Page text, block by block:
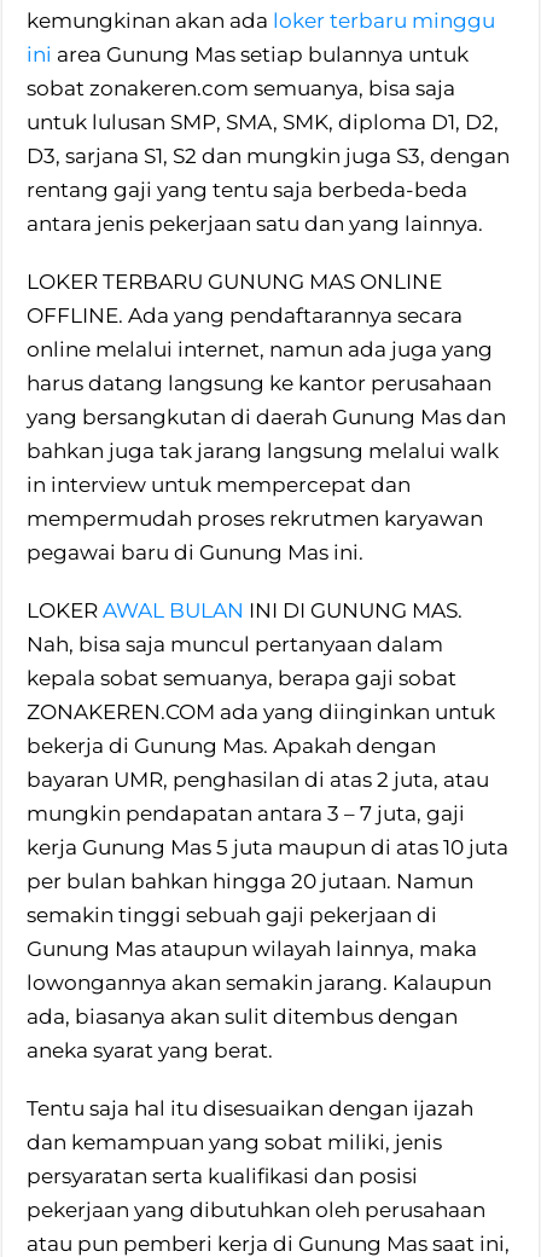
kemungkinan akan ada loker terbaru minggu
ini area Gunung Mas setiap bulannya untuk
sobat zonakeren.com semuanya, bisa saja
untuk lulusan SMP, SMA, SMK, diploma D1, D2,
D3, sarjana S1, S2 dan mungkin juga S3, dengan
rentang gaji yang tentu saja berbeda-beda
antara jenis pekerjaan satu dan yang lainnya.
LOKER TERBARU GUNUNG MAS ONLINE
OFFLINE. Ada yang pendaftarannya secara
online melalui internet, namun ada juga yang
harus datang langsung ke kantor perusahaan
yang bersangkutan di daerah Gunung Mas dan
bahkan juga tak jarang langsung melalui walk
in interview untuk mempercepat dan
mempermudah proses rekrutmen karyawan
pegawai baru di Gunung Mas ini.
LOKERAWAL BULAN INI DI GUNUNG MAS.
Nah, bisa saja muncul pertanyaan dalam
kepala sobat semuanya, berapa gaji sobat
ZONAKEREN.COM ada yang diinginkan untuk
bekerja di Gunung Mas. Apakah dengan
bayaran UMR, penghasilan di atas 2 juta, atau
mungkin pendapatan antara 3 – 7 juta, gaji
kerja Gunung Mas 5 juta maupun di atas 10 juta
per bulan bahkan hingga 20 jutaan. Namun
semakin tinggi sebuah gaji pekerjaan di
Gunung Mas ataupun wilayah lainnya, maka
lowongannya akan semakin jarang. Kalaupun
ada, biasanya akan sulit ditembus dengan
aneka syarat yang berat.
Tentu saja hal itu disesuaikan dengan ijazah
dan kemampuan yang sobat miliki, jenis
persyaratan serta kualifikasi dan posisi
pekerjaan yang dibutuhkan oleh perusahaan
atau pun pemberi kerja di Gunung Mas saat ini,